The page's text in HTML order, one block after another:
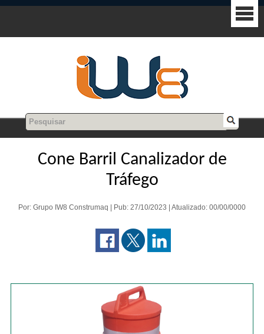
Cone Barril Canalizador de
Tráfego
Por: Grupo IW8 Construmaq | Pub: 27/10/2023 | Atualizado: 00/00/0000